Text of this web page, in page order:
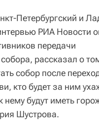
Петербургский и
РИА Новости
передачи
рассказал о
собор после
кто будет за ним
нему будут иметь
Шустрова.